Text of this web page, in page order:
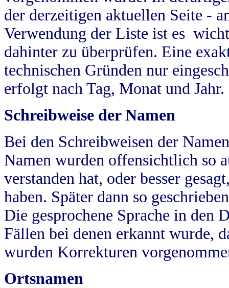
der derzeitigen aktuellen Seite -
Verwendung der Liste ist es
dahinter zu überprüfen. Eine
technischen Gründen nur
erfolgt nach Tag, Monat und Jahr.
Schreibweise der Namen
Bei den Schreibweisen der
Namen wurden offensichtlich so
verstanden hat, oder besser
haben. Später dann so
Die gesprochene Sprache in
Fällen bei denen erkannt wurde,
wurden Korrekturen
Ortsnamen